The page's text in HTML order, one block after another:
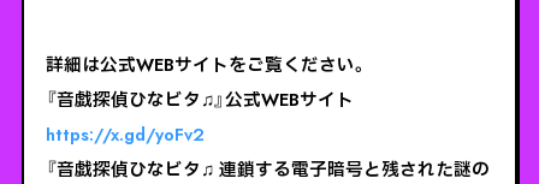
詳細は公式WEBサイトをご覧ください。
『音戯探偵ひなビタ♫』公式WEBサイト
https://x.gd/yoFv2
『音戯探偵ひなビタ♫ 連鎖する電子暗号と残された謎の